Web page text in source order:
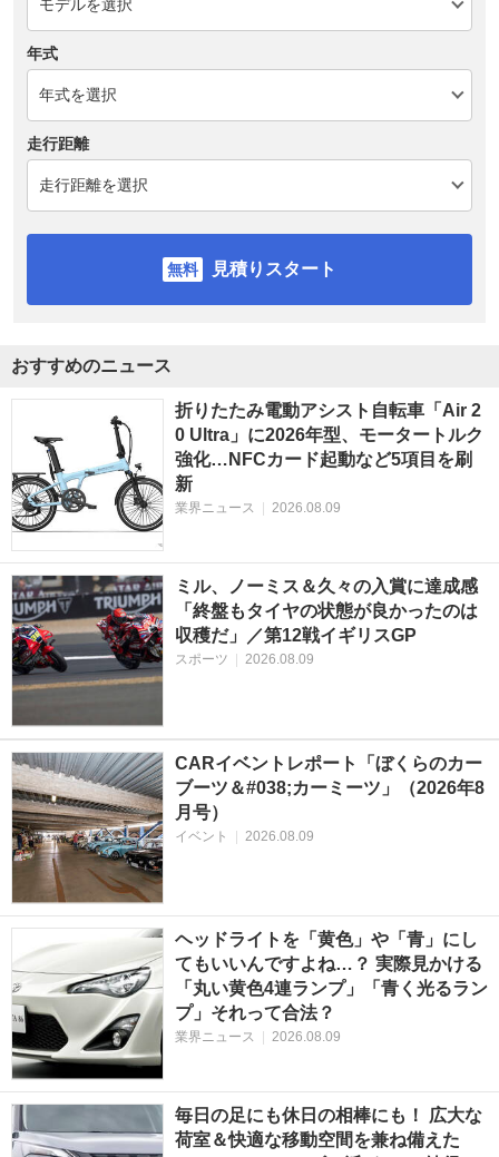
年式
走行距離
見積りスタート
おすすめのニュース
折りたたみ電動アシスト自転車「Air 2
0 Ultra」に2026年型、モータートルク
強化…NFCカード起動など5項目を刷
新
業界ニュース 2026.08.09
ミル、ノーミス＆久々の入賞に達成感
「終盤もタイヤの状態が良かったのは
収穫だ」／第12戦イギリスGP
スポーツ 2026.08.09
CARイベントレポート「ぼくらのカー
ブーツ＆#038;カーミーツ」（2026年8
月号）
イベント 2026.08.09
ヘッドライトを「黄色」や「青」にし
てもいいんですよね…？ 実際見かける
「丸い黄色4連ランプ」「青く光るラン
プ」それって合法？
業界ニュース 2026.08.09
毎日の足にも休日の相棒にも！ 広大な
荷室＆快適な移動空間を兼ね備えた